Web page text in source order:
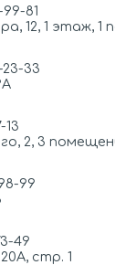
Это
возьмется
А еще
составляет
попросту
81
12, 1 этаж, 1
23-33
13
2, 3
99
49
стр. 1